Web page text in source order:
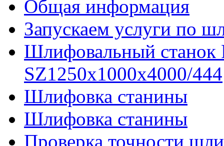
Общая информация
Запускаем услуги по
Шлифовальный
SZ1250x1000x4000/444
Шлифовка станины
Шлифовка станины
Проверка точности